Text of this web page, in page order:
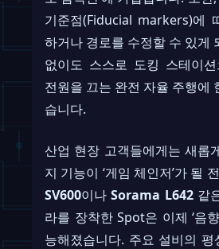
기준점(Fiducial markers)에
하거나 경로를 수정할 수 있게
없이도 스스로 도킹 스테이
전원을 끄는 완전 자율 주행에
습니다.
산업 현장 고객들에게는 새롭
지 기능이 ‘게임 체인저’가 될
SV600이나Sorama L642같
라를 장착한 Spot은 이제 ‘음
능해졌습니다. 주요 설비의 평